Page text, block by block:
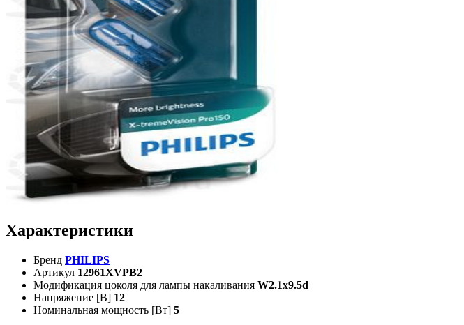
Характеристики
Бренд PHILIPS
Артикул 12961XVPB2
Модификация цоколя для лампы накаливания W2.1x9.5d
Напряжение [В] 12
Номинальная мощность [Вт] 5